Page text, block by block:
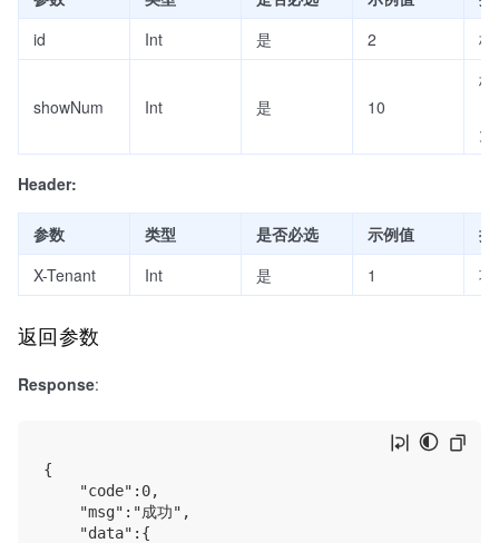
id
Int 是 2 标
showNum Int 是 10
标
Header:
参数 类型 是否必选 示例值
描
X-Tenant
Int 是 1 项
返回参数
Response:
{
    "code":0,
    "msg":"成功",
    "data":{